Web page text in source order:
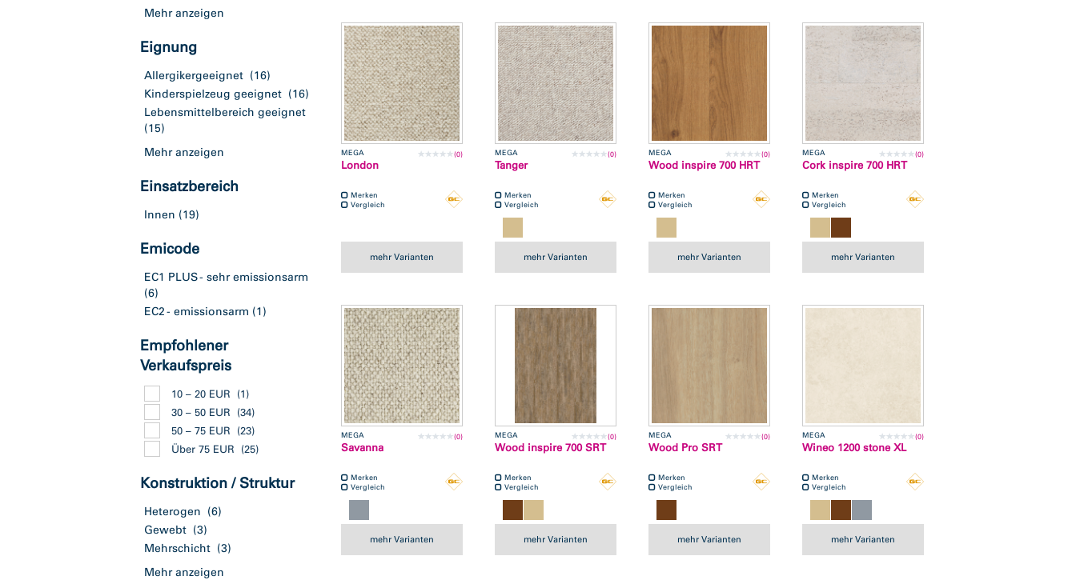
Mehr anzeigen
Eignung
Allergikergeeignet (16)
Kinderspielzeug geeignet (16)
Lebensmittelbereich geeignet
(15)
Mehr anzeigen
Einsatzbereich
Innen (19)
Emicode
EC1 PLUS - sehr emissionsarm
(6)
EC2 - emissionsarm (1)
Empfohlener
Verkaufspreis
10 – 20 EUR (1)
30 – 50 EUR (34)
50 – 75 EUR (23)
Über 75 EUR (25)
Konstruktion / Struktur
Heterogen (6)
Gewebt (3)
Mehrschicht (3)
Mehr anzeigen
MEGA (0)
London
Merken
Vergleich
mehr Varianten
MEGA (0)
Tanger
Merken
Vergleich
mehr Varianten
MEGA (0)
Wood inspire 700 HRT
Merken
Vergleich
mehr Varianten
MEGA (0)
Cork inspire 700 HRT
Merken
Vergleich
mehr Varianten
MEGA (0)
Savanna
Merken
Vergleich
mehr Varianten
MEGA (0)
Wood inspire 700 SRT
Merken
Vergleich
mehr Varianten
MEGA (0)
Wood Pro SRT
Merken
Vergleich
mehr Varianten
MEGA (0)
Wineo 1200 stone XL
Merken
Vergleich
mehr Varianten